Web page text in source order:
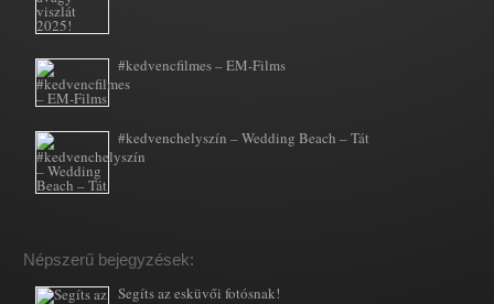
#kedvencfilmes – EM-Films
#kedvenchelyszín – Wedding Beach – Tát
Népszerű bejegyzések:
Segíts az esküvői fotósnak!